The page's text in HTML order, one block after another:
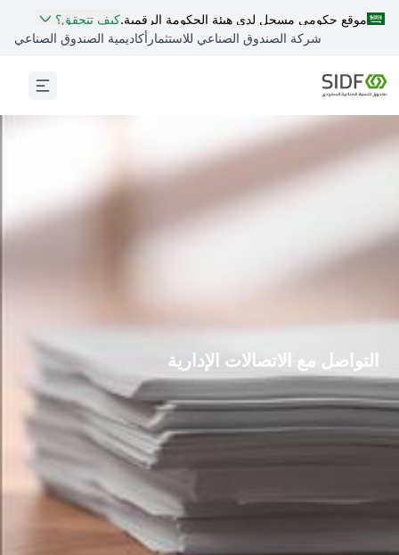
موقع حكومي مسجل لدى هيئة الحكومة الرقمية.كيف تتحقق؟
شركة الصندوق الصناعي للاستثمار أكاديمية الصندوق الصناعي
التواصل مع الاتصالات ​الإدارية